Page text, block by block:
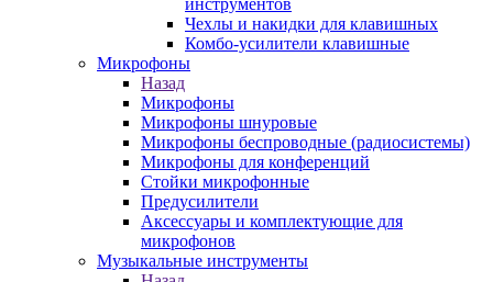
инструментов
Чехлы и накидки для клавишных
Комбо-усилители клавишные
Микрофоны
Назад
Микрофоны
Микрофоны шнуровые
Микрофоны беспроводные (радиосистемы)
Микрофоны для конференций
Стойки микрофонные
Предусилители
Аксессуары и комплектующие для
микрофонов
Музыкальные инструменты